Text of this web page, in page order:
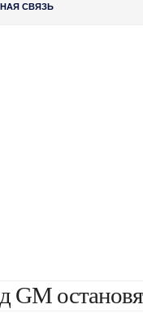
СВЯЗЬ
GM